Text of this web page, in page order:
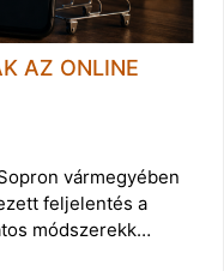
AZ ONLINE
vármegyében
feljelentés a
módszerekk…